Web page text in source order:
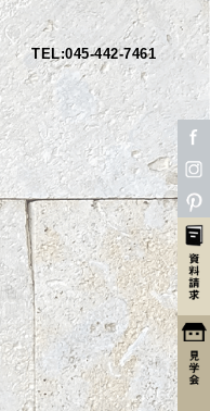
TEL:045-442-7461